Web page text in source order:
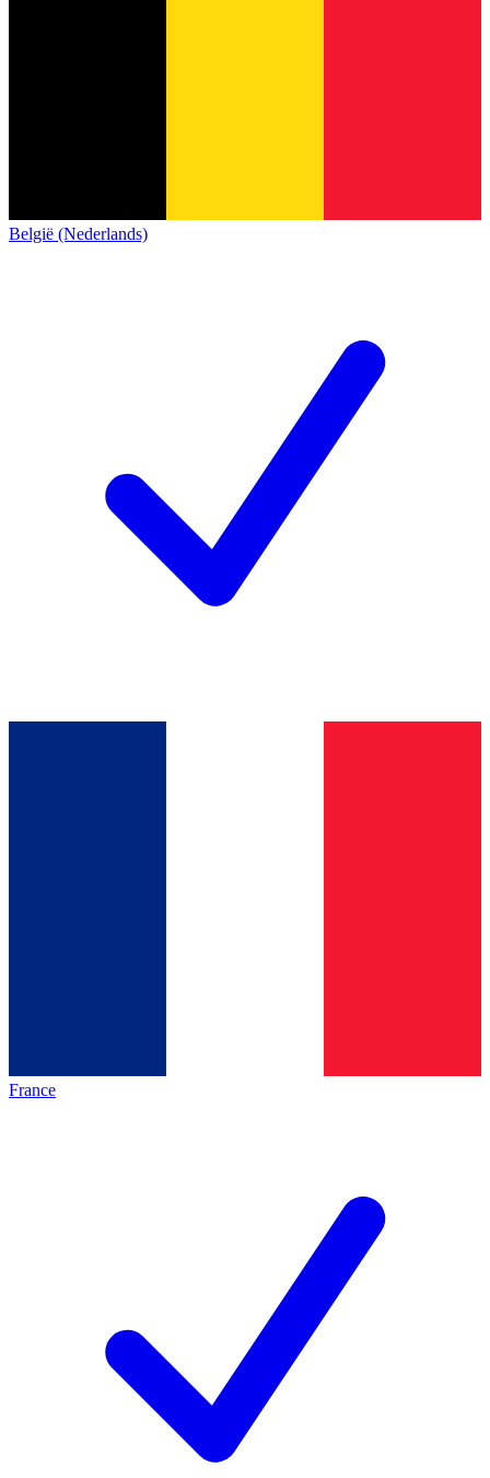
België (Nederlands)
France